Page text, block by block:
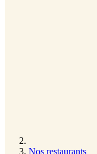
Nos restaurants